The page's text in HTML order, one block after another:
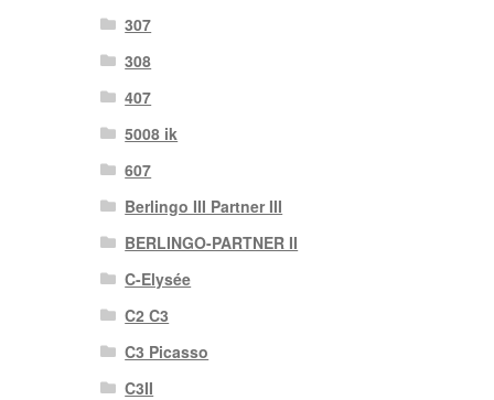
307
308
407
5008 ik
607
Berlingo III Partner III
BERLINGO-PARTNER II
C-Elysée
C2 C3
C3 Picasso
C3II